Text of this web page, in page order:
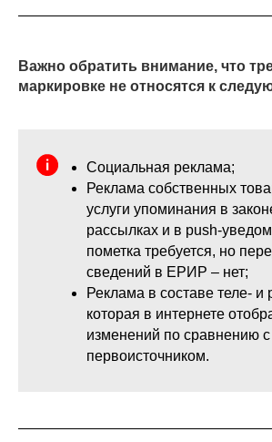
Важно обратить внимание, что
маркировке не относятся к
Социальная реклама;
Реклама собственных
услуги упоминания в
рассылках и в push-
пометка требуется, но
сведений в ЕРИР – нет;
Реклама в составе теле- и
которая в интернете
изменений по сравнению с
первоисточником.